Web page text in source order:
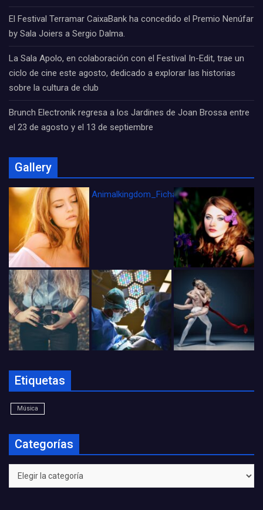
El Festival Terramar CaixaBank ha concedido el Premio Nenúfar
by Sala Joiers a Sergio Dalma.
La Sala Apolo, en colaboración con el Festival In-Edit, trae un
ciclo de cine este agosto, dedicado a explorar las historias
sobre la cultura de club
Brunch Electronik regresa a los Jardines de Joan Brossa entre
el 23 de agosto y el 13 de septiembre
Gallery
Animalkingdom_FichaCine
Etiquetas
Música
Categorías
Categorías